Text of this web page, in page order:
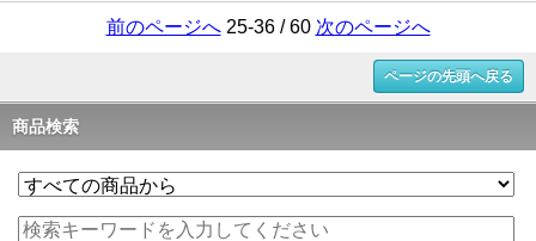
前のページへ25-36 / 60 次のページへ
ページの先頭へ戻る
商品検索